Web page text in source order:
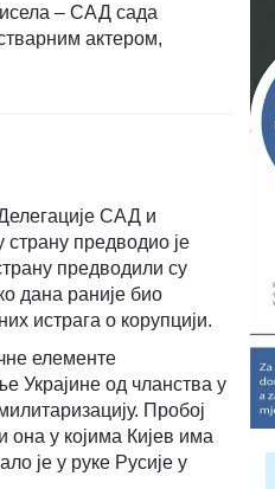
– САД сада
актером,
САД и
страну предводио је
предводили су
дана раније био
истрага о корупцији.
елементе
Украјине од чланства у
Пробој
она у којима Кијев има
је у руке Русије у